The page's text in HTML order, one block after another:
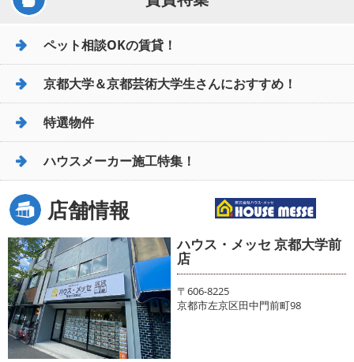
ペット相談OKの賃貸！
京都大学＆京都芸術大学生さんにおすすめ！
特選物件
ハウスメーカー施工特集！
店舗情報
ハウス・メッセ 京都大学前
店
〒606-8225
京都市左京区田中門前町98